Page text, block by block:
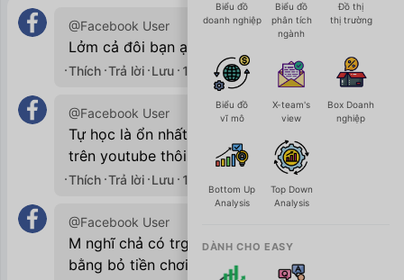
@Facebook User
Lởm cả đôi bạn ạ.
Thích Trả lời Lưu 19/09/2020
@Facebook User
Tự học là ổn nhất bạn ơi kết hợp xem clip
trên youtube thôi
Thích Trả lời Lưu 19/09/2020
@Facebook User
M nghĩ chả có trg lớp nào trg thành nhanh
bằng bỏ tiền chơi và mất tiền cả.
Biểu đồ
doanh nghiệp
Biểu đồ
phân tích
ngành
Đồ thị
thị trường
Biểu đồ
vĩ mô
X-team's
view
Box Doanh
nghiệp
Bottom Up
Analysis
Top Down
Analysis
DÀNH CHO EASY